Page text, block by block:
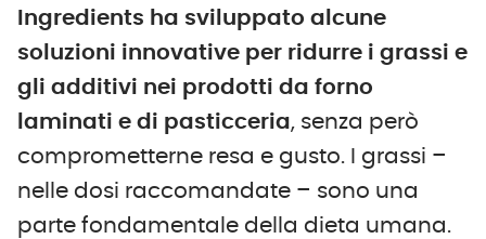
Ingredients ha sviluppato alcune
soluzioni innovative per ridurre i grassi e
gli additivi nei prodotti da forno
laminati e di pasticceria, senza però
comprometterne resa e gusto. I grassi –
nelle dosi raccomandate – sono una
parte fondamentale della dieta umana.